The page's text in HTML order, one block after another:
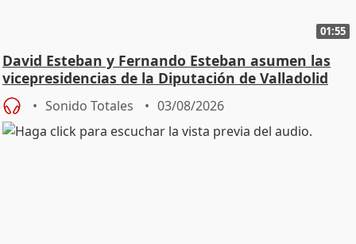
01:55
David Esteban y Fernando Esteban asumen las
vicepresidencias de la Diputación de Valladolid
Sonido Totales 03/08/2026